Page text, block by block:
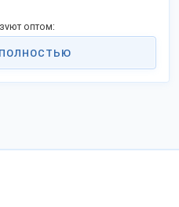
оптом: